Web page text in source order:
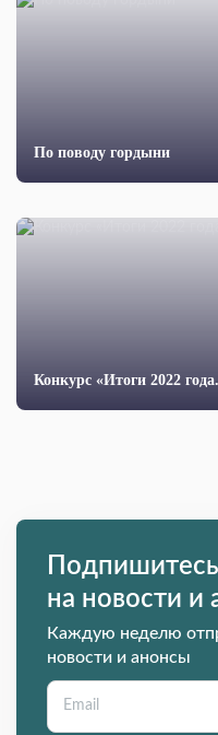
По поводу гордыни
Конкурс «Итоги 2022
Подпишитесь
на новости и
Каждую неделю
новости и анонсы